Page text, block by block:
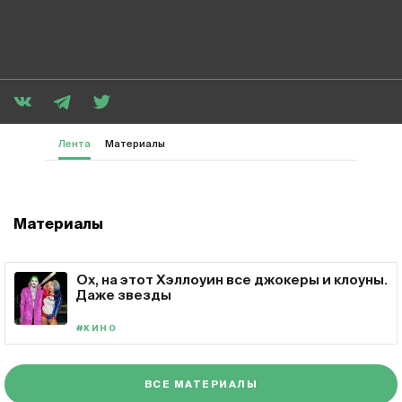
Лента Материалы
Материалы
Ох, на этот Хэллоуин все джокеры и клоуны.
Даже звезды
#КИНО
ВСЕ МАТЕРИАЛЫ